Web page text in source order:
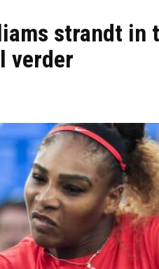
strandt in
verder